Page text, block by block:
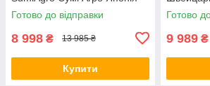
Готово до відправки
8 998 ₴ 13 985 ₴
Купити
Готово
9 989 ₴